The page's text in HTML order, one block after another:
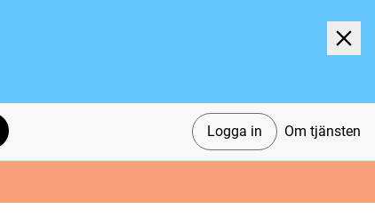
Logga in Om tjänsten